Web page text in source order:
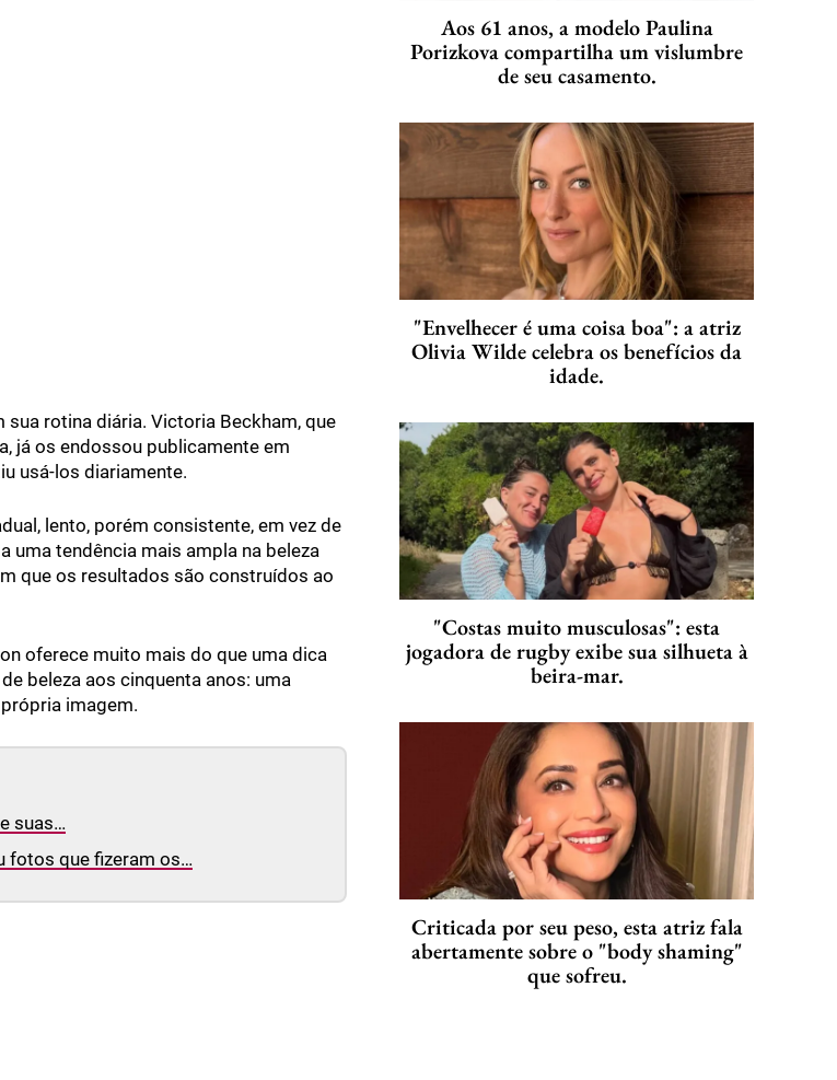
sua rotina diária. Victoria Beckham, que
já os endossou publicamente em
usá-los diariamente.
lento, porém consistente, em vez de
uma tendência mais ampla na beleza
que os resultados são construídos ao
oferece muito mais do que uma dica
beleza aos cinquenta anos: uma
imagem.
suas…
fotos que fizeram os…
Aos 61 anos, a modelo Paulina
Porizkova compartilha um vislumbre
de seu casamento.
"Envelhecer é uma coisa boa": a atriz
Olivia Wilde celebra os benefícios da
idade.
"Costas muito musculosas": esta
jogadora de rugby exibe sua silhueta à
beira-mar.
Criticada por seu peso, esta atriz fala
abertamente sobre o "body shaming"
que sofreu.